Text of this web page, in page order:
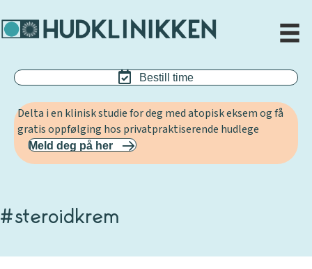
Bestill time
Delta i en klinisk studie for deg med atopisk eksem og få
gratis oppfølging hos privatpraktiserende hudlege
Meld deg på her
#steroidkrem